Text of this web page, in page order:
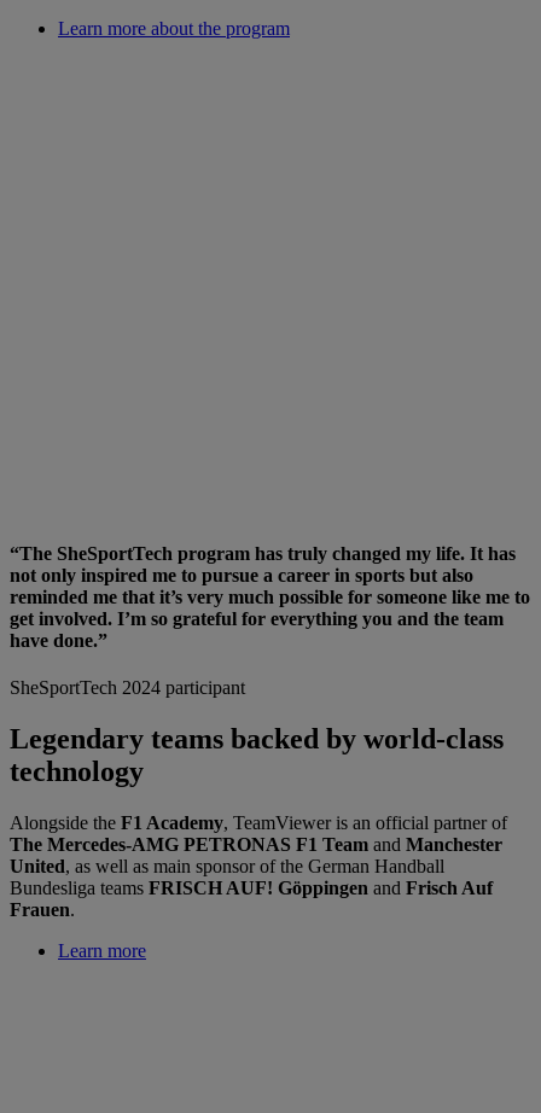
Learn more about the program
“The SheSportTech program has truly changed my life. It has
not only inspired me to pursue a career in sports but also
reminded me that it’s very much possible for someone like me to
get involved. I’m so grateful for everything you and the team
have done.”
SheSportTech 2024 participant
Legendary teams backed by world-class
technology
Alongside the F1 Academy, TeamViewer is an official partner of
The Mercedes-AMG PETRONAS F1 Team and Manchester
United, as well as main sponsor of the German Handball
Bundesliga teams FRISCH AUF! Göppingen and Frisch Auf
Frauen.
Learn more